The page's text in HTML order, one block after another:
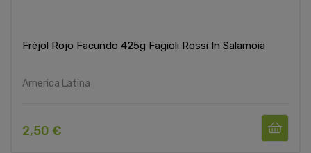
Fréjol Rojo Facundo 425g Fagioli Rossi In Salamoia
America Latina
2,50 €